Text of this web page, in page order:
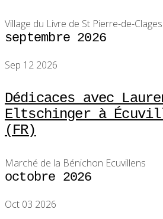
Village du Livre de St Pierre-de-Clages
septembre 2026
Sep 12 2026
Dédicaces avec
Eltschinger à
(FR)
Marché de la Bénichon Ecuvillens
octobre 2026
Oct 03 2026